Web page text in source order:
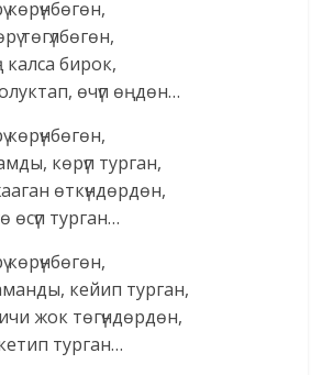
көрүнбөгөн,
төгүлбөгөн,
калса бирок,
өчүп өңдөн…
көрүнбөгөн,
көрүп турган,
өткүндөрдөн,
өсүп турган…
көрүнбөгөн,
кейип турган,
жок төгүндөрдөн,
кетип турган…